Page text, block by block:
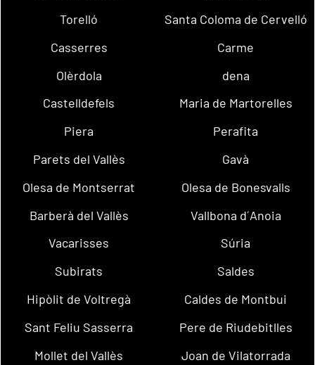
Torelló
Santa Coloma de Cervelló
Casserres
Carme
Olèrdola
dena
Castelldefels
Maria de Martorelles
Piera
Perafita
Parets del Vallès
Gavà
Olesa de Montserrat
Olesa de Bonesvalls
Barberà del Vallès
Vallbona d´Anoia
Vacarisses
Súria
Subirats
Saldes
Hipòlit de Voltregà
Caldes de Montbui
Sant Feliu Sasserra
Pere de Riudebitlles
Mollet del Vallès
Joan de Vilatorrada